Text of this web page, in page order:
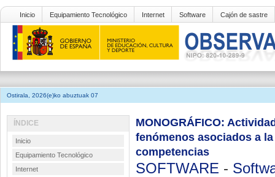
Inicio Equipamiento Tecnológico Internet Software Cajón de sastre
Ostirala, 2026(e)ko abuztuak 07
MONOGRÁFICO:
fenómenos asociados a
competencias
SOFTWARE -
ÍNDICE
Inicio
Equipamiento Tecnológico
Internet